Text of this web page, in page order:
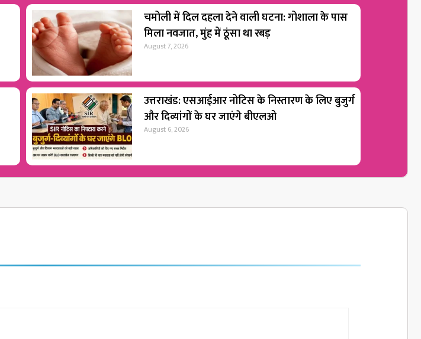
चमोली में दिल दहला देने वाली घटना: गोशाला के पास
मिला नवजात, मुंह में ठूंसा था रबड़
August 7, 2026
उत्तराखंड: एसआईआर नोटिस के निस्तारण के लिए बुजुर्ग
और दिव्यांगों के घर जाएंगे बीएलओ
August 6, 2026